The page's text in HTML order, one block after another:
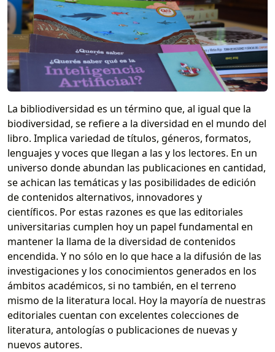
La bibliodiversidad es un término que, al igual que la
biodiversidad, se refiere a la diversidad en el mundo del
libro. Implica variedad de títulos, géneros, formatos,
lenguajes y voces que llegan a las y los lectores. En un
universo donde abundan las publicaciones en cantidad,
se achican las temáticas y las posibilidades de edición
de contenidos alternativos, innovadores y
científicos. Por estas razones es que las editoriales
universitarias cumplen hoy un papel fundamental en
mantener la llama de la diversidad de contenidos
encendida. Y no sólo en lo que hace a la difusión de las
investigaciones y los conocimientos generados en los
ámbitos académicos, si no también, en el terreno
mismo de la literatura local. Hoy la mayoría de nuestras
editoriales cuentan con excelentes colecciones de
literatura, antologías o publicaciones de nuevas y
nuevos autores.